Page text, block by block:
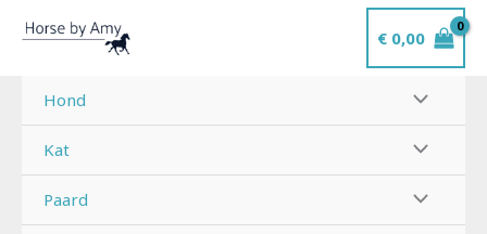
naar
inhoud
€0,00
Hond
Kat
Paard